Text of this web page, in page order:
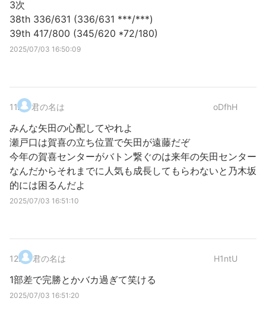
3次
38th 336/631 (336/631 ***/***)
39th 417/800 (345/620 *72/180)
2025/07/03 16:50:09
11. 君の名は oDfhH
みんな矢田の心配してやれよ
瀬戸口は賀喜の立ち位置で矢田が遠藤だぞ
今年の賀喜センターがバトン繋ぐのは来年の矢田センター
なんだからそれまでに人気も成長してもらわないと乃木坂
的には困るんだよ
2025/07/03 16:51:10
12. 君の名は H1ntU
1部差で完勝とかバカ過ぎて笑ける
2025/07/03 16:51:20